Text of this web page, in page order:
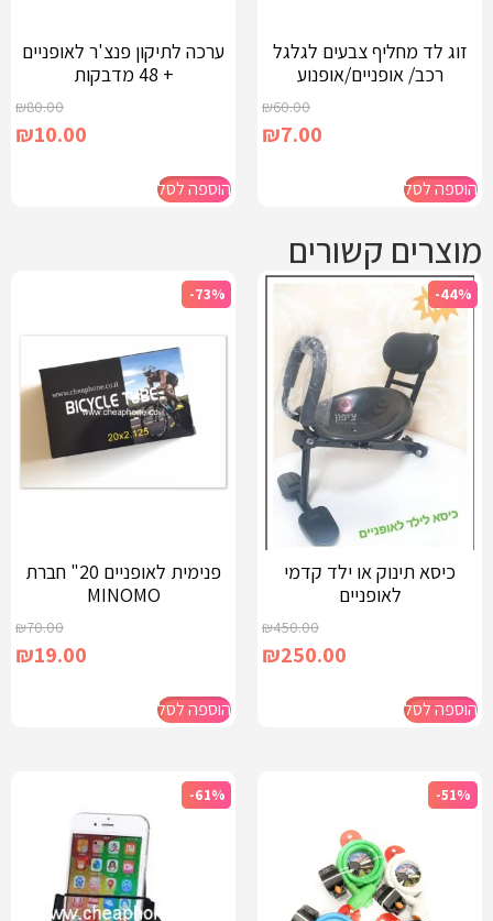
זוג לד מחליף צבעים לגלגל
רכב/ אופניים/אופנוע
₪60.00
₪7.00
הוספה לסל
ערכה לתיקון פנצ'ר לאופניים
+ 48 מדבקות
₪80.00
₪10.00
הוספה לסל
מוצרים קשורים
-44%
כיסא תינוק או ילד קדמי
לאופניים
₪450.00
₪250.00
הוספה לסל
-73%
פנימית לאופניים 20" חברת
MINOMO
₪70.00
₪19.00
הוספה לסל
-51%
-61%